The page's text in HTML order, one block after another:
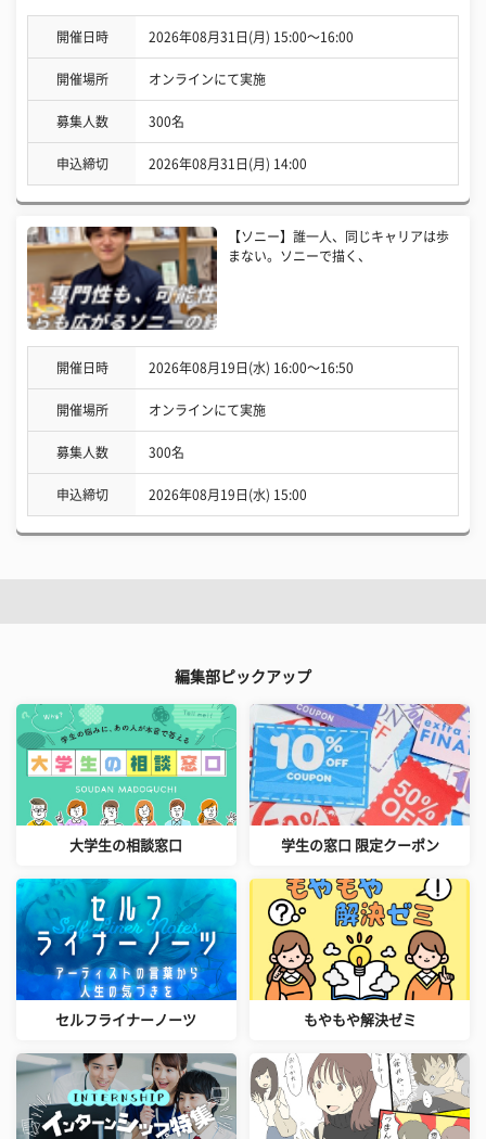
開催日時 2026年08月31日(月) 15:00〜16:00
開催場所 オンラインにて実施
募集人数 300名
申込締切 2026年08月31日(月) 14:00
【ソニー】誰一人、同じキャリアは歩
まない。ソニーで描く、
開催日時 2026年08月19日(水) 16:00〜16:50
開催場所 オンラインにて実施
募集人数 300名
申込締切 2026年08月19日(水) 15:00
編集部ピックアップ
大学生の相談窓口 学生の窓口 限定クーポン
セルフライナーノーツ もやもや解決ゼミ